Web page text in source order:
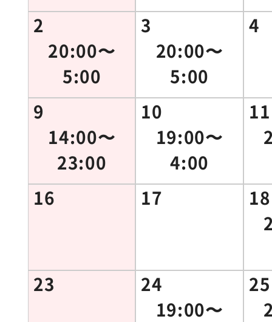
2
20:00〜
5:00
3
20:00〜
5:00
4
9
14:00〜
23:00
10
19:00〜
4:00
11
16 17
18
23
24
19:00〜
25